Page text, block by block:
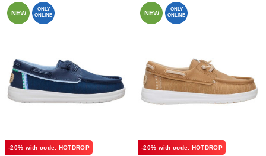
NEW
ONLY
ONLINE
-20% with code: HOTDROP
NEW
ONLY
ONLINE
-20% with code: HOTDROP